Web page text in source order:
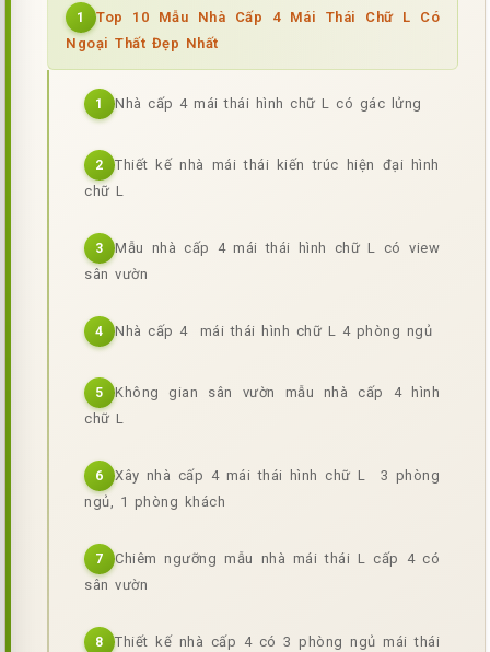
1
Top 10 Mẫu Nhà Cấp 4 Mái Thái Chữ L Có
Ngoại Thất Đẹp Nhất
1 Nhà cấp 4 mái thái hình chữ L có gác lửng
2
Thiết kế nhà mái thái kiến trúc hiện đại hình
chữ L
3
Mẫu nhà cấp 4 mái thái hình chữ L có view
sân vườn
4 Nhà cấp 4 mái thái hình chữ L 4 phòng ngủ
5
Không gian sân vườn mẫu nhà cấp 4 hình
chữ L
6
Xây nhà cấp 4 mái thái hình chữ L 3 phòng
ngủ, 1 phòng khách
7
Chiêm ngưỡng mẫu nhà mái thái L cấp 4 có
sân vườn
8
Thiết kế nhà cấp 4 có 3 phòng ngủ mái thái